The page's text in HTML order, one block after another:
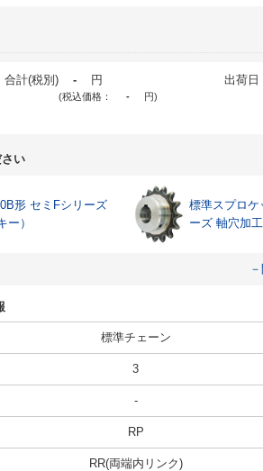
合計(税別) - 円
(税込価格： - 円)
出荷日
い
形 セミFシリーズ
）
標準スプロケ
ーズ 軸穴加
標準チェーン
3
-
RP
RR(両端内リンク)